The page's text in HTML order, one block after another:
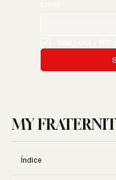
MY
Índice